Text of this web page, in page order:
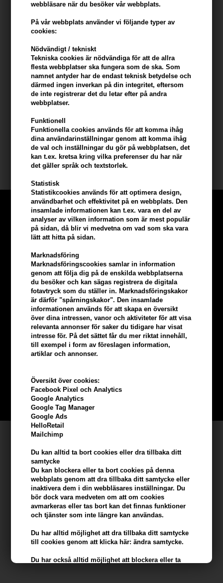
webbläsare när du besöker vår webbplats.
På vår webbplats använder vi följande typer av
cookies:
Nödvändigt / tekniskt
Tekniska cookies är nödvändiga för att de allra
flesta webbplatser ska fungera som de ska. Som
namnet antyder har de endast teknisk betydelse och
därmed ingen inverkan på din integritet, eftersom
de inte registrerar det du letar efter på andra
webbplatser.
Funktionell
Funktionella cookies används för att komma ihåg
dina användarinställningar genom att komma ihåg
de val och inställningar du gör på webbplatsen, det
kan t.ex. kretsa kring vilka preferenser du har när
det gäller språk och textstorlek.
Statistisk
Statistikcookies används för att optimera design,
användbarhet och effektivitet på en webbplats. Den
insamlade informationen kan t.ex. vara en del av
analyser av vilken information som är mest populär
på sidan, då blir vi medvetna om vad som ska vara
lätt att hitta på sidan.
Marknadsföring
Marknadsföringscookies samlar in information
genom att följa dig på de enskilda webbplatserna
du besöker och kan sägas registrera de digitala
fotavtryck som du ställer in. Marknadsföringskakor
är därför "spårningskakor". Den insamlade
informationen används för att skapa en översikt
över dina intressen, vanor och aktiviteter för att visa
relevanta annonser för saker du tidigare har visat
intresse för. På det sättet får du mer riktat innehåll,
till exempel i form av föreslagen information,
artiklar och annonser.
Översikt över cookies:
Facebook Pixel och Analytics
Google Analytics
Google Tag Manager
Google Ads
HelloRetail
Mailchimp
Du kan alltid ta bort cookies eller dra tillbaka ditt
samtycke
Du kan blockera eller ta bort cookies på denna
webbplats genom att dra tillbaka ditt samtycke eller
inaktivera dem i din webbläsares inställningar. Du
bör dock vara medveten om att om cookies
avmarkeras eller tas bort kan det finnas funktioner
och tjänster som inte längre kan användas.
Du har alltid möjlighet att dra tillbaka ditt samtycke
till cookies genom att klicka här: ändra samtycke.
Du har också alltid möjlighet att blockera eller ta
- Exklusiv presentask med Pink Molécule 090.09
- Perfekt kombination av hemmabruk och reseformat
- Idealisk för snabb uppfräschning på språng
- Feminin, modern och populär molekyldoft
- Passar utmärkt som en lyxig gåva till någon du tycker om
Användning
- Spraya parfymen på hals, handleder och andra pulspunkter
- Använd 100 ml-flaskan som din ordinarie doft hemma
- Ta med 12 ml-versionen i väskan för uppfräschning under dagen
Storlek: 100 ml + 12 ml.
Tjäna5% bonuspå hela din
beställning
Bli en del av vår kundklubb gratis och få rabatter när du handlar
BLI EN GRATIS MEDLEM HÄR
Kundservice
Hair247
Frisenborgvej 6A
DK-7800 Skive
info@hair247.se
Kom ihåg att vi har
Billig frakt